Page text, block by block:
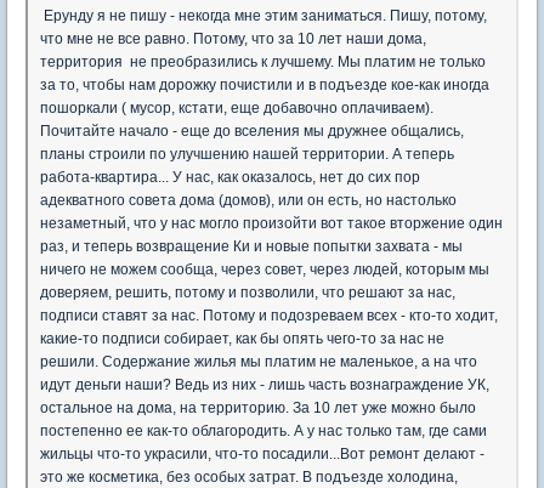
Ерунду я не пишу - некогда мне этим заниматься. Пишу, потому,
что мне не все равно. Потому, что за 10 лет наши дома,
территория не преобразились к лучшему. Мы платим не только
за то, чтобы нам дорожку почистили и в подъезде кое-как иногда
пошоркали ( мусор, кстати, еще добавочно оплачиваем).
Почитайте начало - еще до вселения мы дружнее общались,
планы строили по улучшению нашей территории. А теперь
работа-квартира... У нас, как оказалось, нет до сих пор
адекватного совета дома (домов), или он есть, но настолько
незаметный, что у нас могло произойти вот такое вторжение один
раз, и теперь возвращение Ки и новые попытки захвата - мы
ничего не можем сообща, через совет, через людей, которым мы
доверяем, решить, потому и позволили, что решают за нас,
подписи ставят за нас. Потому и подозреваем всех - кто-то ходит,
какие-то подписи собирает, как бы опять чего-то за нас не
решили. Содержание жилья мы платим не маленькое, а на что
идут деньги наши? Ведь из них - лишь часть вознаграждение УК,
остальное на дома, на территорию. За 10 лет уже можно было
постепенно ее как-то облагородить. А у нас только там, где сами
жильцы что-то украсили, что-то посадили...Вот ремонт делают -
это же косметика, без особых затрат. В подъезде холодина,